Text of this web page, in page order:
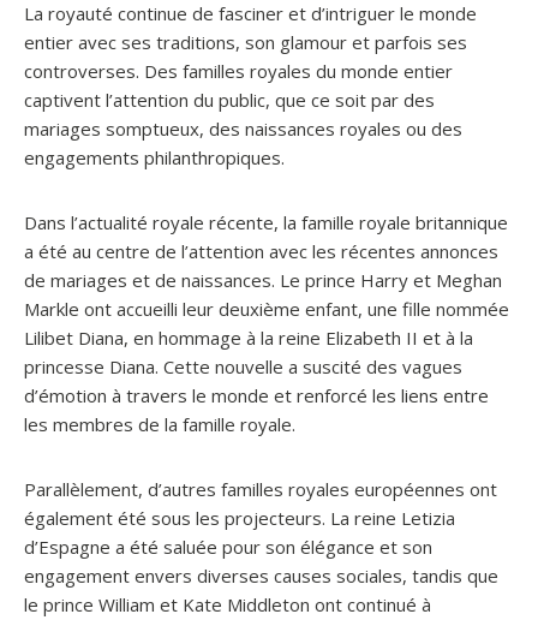
La royauté continue de fasciner et d’intriguer le monde
entier avec ses traditions, son glamour et parfois ses
controverses. Des familles royales du monde entier
captivent l’attention du public, que ce soit par des
mariages somptueux, des naissances royales ou des
engagements philanthropiques.
Dans l’actualité royale récente, la famille royale britannique
a été au centre de l’attention avec les récentes annonces
de mariages et de naissances. Le prince Harry et Meghan
Markle ont accueilli leur deuxième enfant, une fille nommée
Lilibet Diana, en hommage à la reine Elizabeth II et à la
princesse Diana. Cette nouvelle a suscité des vagues
d’émotion à travers le monde et renforcé les liens entre
les membres de la famille royale.
Parallèlement, d’autres familles royales européennes ont
également été sous les projecteurs. La reine Letizia
d’Espagne a été saluée pour son élégance et son
engagement envers diverses causes sociales, tandis que
le prince William et Kate Middleton ont continué à